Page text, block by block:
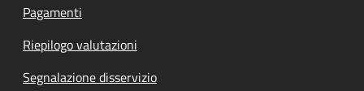
Pagamenti
Riepilogo valutazioni
Segnalazione disservizio